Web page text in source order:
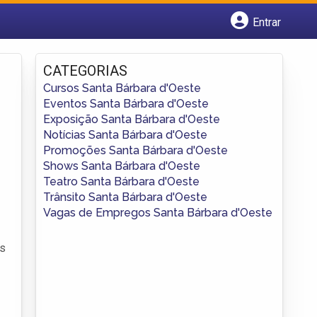
Entrar
Fazer login
Criar conta
CATEGORIAS
Cursos Santa Bárbara d'Oeste
Eventos Santa Bárbara d'Oeste
Exposição Santa Bárbara d'Oeste
Notícias Santa Bárbara d'Oeste
Promoções Santa Bárbara d'Oeste
Shows Santa Bárbara d'Oeste
Teatro Santa Bárbara d'Oeste
Trânsito Santa Bárbara d'Oeste
Vagas de Empregos Santa Bárbara d'Oeste